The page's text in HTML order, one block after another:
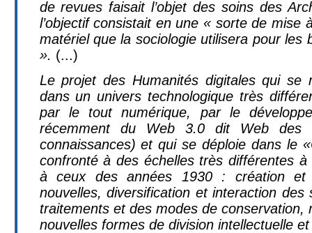
de revues faisait l’objet des soins des
l’objectif consistait en une « sorte de mise
matériel que la sociologie utilisera pour les
». (...)
Le projet des Humanités digitales qui se
dans un univers technologique très
par le tout numérique, par le
récemment du Web 3.0 dit Web des
connaissances) et qui se déploie dans le
confronté à des échelles très différentes
à ceux des années 1930 : création et
nouvelles, diversification et interaction des
traitements et des modes de conservation,
nouvelles formes de division intellectuelle